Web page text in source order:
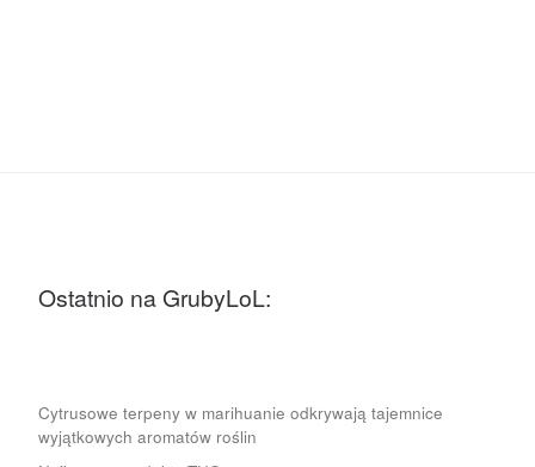
Ostatnio na GrubyLoL:
Cytrusowe terpeny w marihuanie odkrywają tajemnice
wyjątkowych aromatów roślin